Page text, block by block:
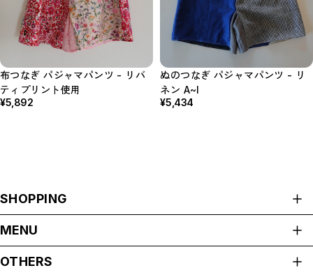
布つなぎ パジャマパンツ - リバ
ティプリント使用
¥5,892
ぬのつなぎ パジャマパンツ - リ
ネン A~I
¥5,434
SHOPPING
生活雑貨
MENU
OTHERS